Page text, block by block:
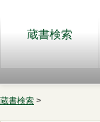
蔵書検索
蔵書検索 >